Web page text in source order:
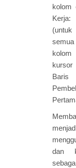
kolom
kursor
dan